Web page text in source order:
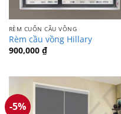
RÈM CUỐN CẦU VỒNG
Rèm cầu vồng Hillary
900,000 ₫
-5%